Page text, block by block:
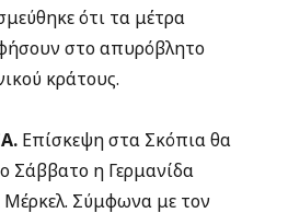
ότι τα μέτρα
στο απυρόβλητο
κράτους.
Επίσκεψη στα Σκόπια θα
Σάββατο η Γερμανίδα
Μέρκελ. Σύμφωνα με τον